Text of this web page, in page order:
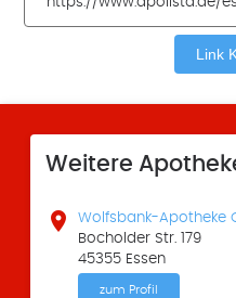
Link
Weitere

Wolfsbank-Apotheke
Bocholder Str. 179
45355 Essen
zum Profil